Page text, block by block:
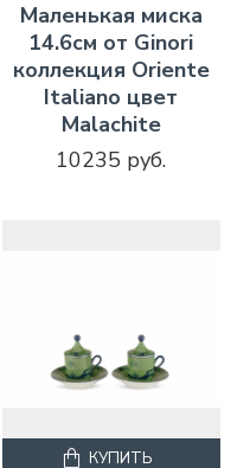
Маленькая миска
14.6см от Ginori
коллекция Oriente
Italiano цвет
Malachite
10235 руб.
КУПИТЬ